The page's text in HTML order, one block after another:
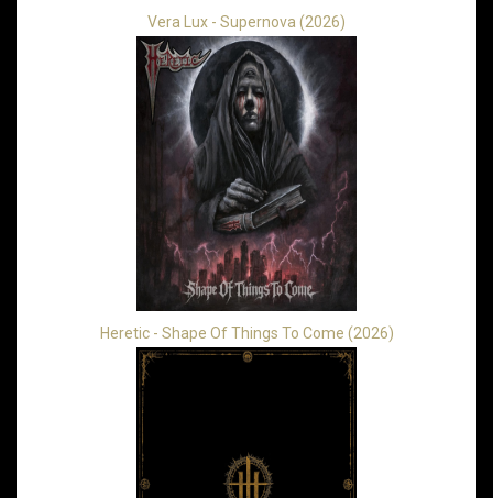
Vera Lux - Supernova (2026)
Heretic - Shape Of Things To Come (2026)